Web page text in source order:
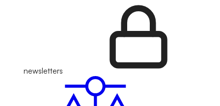
newsletters